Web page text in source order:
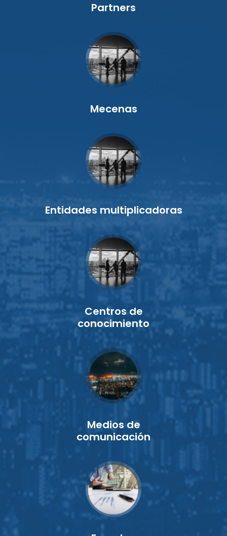
Partners
Mecenas
Entidades multiplicadoras
Centros de
conocimiento
Medios de
comunicación